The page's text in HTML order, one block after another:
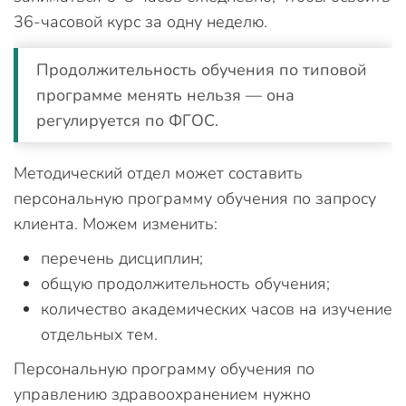
36-часовой курс за одну неделю.
Продолжительность обучения по типовой
программе менять нельзя — она
регулируется по ФГОС.
Методический отдел может составить
персональную программу обучения по запросу
клиента. Можем изменить:
перечень дисциплин;
общую продолжительность обучения;
количество академических часов на изучение
отдельных тем.
Персональную программу обучения по
управлению здравоохранением нужно